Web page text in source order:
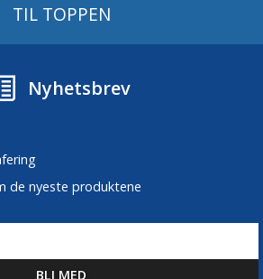
TIL TOPPEN
Nyhetsbrev
de nyeste produktene